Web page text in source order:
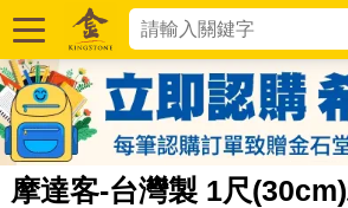
摩達客-台灣製 1尺